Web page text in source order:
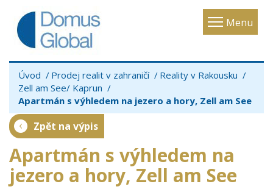
Menu
Toggle
Úvod Prodej realit v zahraničí
Reality v Rakousku
Zell am See/ Kaprun
Apartmán s výhledem na jezero a hory, Zell am See
Zpět na výpis
Apartmán s výhledem na
jezero a hory, Zell am See